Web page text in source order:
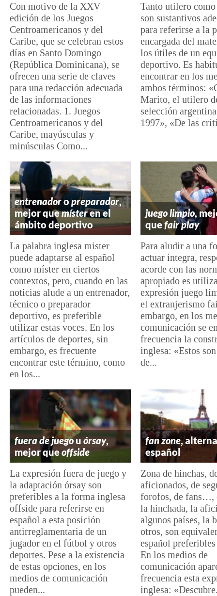
Con motivo de la XXV
edición de los Juegos
Centroamericanos y del
Caribe, que se celebran estos
días en Santo Domingo
(República Dominicana), se
ofrecen una serie de claves
para una redacción adecuada
de las informaciones
relacionadas. 1. Juegos
Centroamericanos y del
Caribe, mayúsculas y
minúsculas Como...
Tanto utilero
son sustantivos
para referirse a la
encargada del
los útiles de un
deportivo. Es
encontrar en los
ambos términos:
Marito, el utilero
selección
1997», «De las
entrenadoro preparador,
mejor quemísteren el
ámbito deportivo
La palabra inglesa mister
puede adaptarse al español
como míster en ciertos
contextos, pero, cuando en las
noticias alude a un entrenador,
técnico o preparador
deportivo, es preferible
utilizar estas voces. En los
artículos de deportes, sin
embargo, es frecuente
encontrar este término, como
en los...
juego limpio,
quefair play
Para aludir a una
actuar íntegra,
acorde con las
apropiado es
expresión juego
el extranjerismo
embargo, en los
comunicación se
frecuencia la
inglesa: «Estos
de...
fuera de juegou órsay,
mejor queoffside
La expresión fuera de juego y
la adaptación órsay son
preferibles a la forma inglesa
offside para referirse en
español a esta posición
antirreglamentaria de un
jugador en el fútbol y otros
deportes. Pese a la existencia
de estas opciones, en los
medios de comunicación
pueden...
fan zone,
español
Zona de hinchas,
aficionados, de
forofos, de fans…,
la hinchada, la
algunos países, la
otros, son
español
En los medios de
comunicación
frecuencia esta
inglesa: